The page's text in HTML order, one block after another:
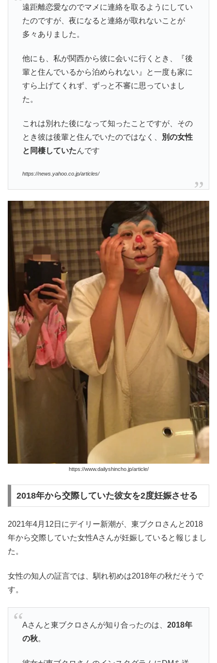
遠距離恋愛なのでマメに連絡を取るようにしてい
たのですが、夜になると連絡が取れないことが
多々ありました。
他にも、私が関西から彼に会いに行くとき、『後
輩と住んでいるから泊められない』と一度も家に
すら上げてくれず、ずっと不審に思っていまし
た。
これは別れた後になって知ったことですが、その
とき彼は後輩と住んでいたのではなく、 別の女性
と同棲していたんです
https://news.yahoo.co.jp/articles/
https://www.dailyshincho.jp/article/
2018年から交際していた彼女を2度妊娠させる
2021年4月12日にデイリー新潮が、東ブクロさんと2018
年から交際していた女性Aさんが妊娠していると報じまし
た。
女性の知人の証言では、馴れ初めは2018年の秋だそうで
す。
Aさんと東ブクロさんが知り合ったのは、 2018年
の秋。